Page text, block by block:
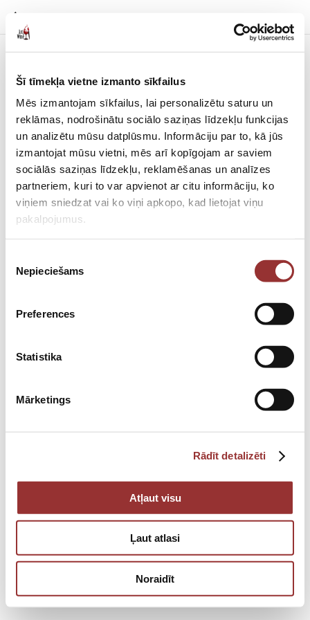
Šī tīmekļa vietne izmanto sīkfailus
Mēs izmantojam sīkfailus, lai personalizētu saturu un
reklāmas, nodrošinātu sociālo saziņas līdzekļu funkcijas
un analizētu mūsu datplūsmu. Informāciju par to, kā jūs
izmantojat mūsu vietni, mēs arī kopīgojam ar saviem
sociālās saziņas līdzekļu, reklamēšanas un analīzes
partneriem, kuri to var apvienot ar citu informāciju, ko
viņiem sniedzat vai ko viņi apkopo, kad lietojat viņu
pakalpojumus.
izvēle
Nepieciešams
Preferences
Statistika
Mārketings
Rādīt detalizēti
Atļaut visu
Ļaut atlasi
Noraidīt
мероприятие (на 2-х человек)